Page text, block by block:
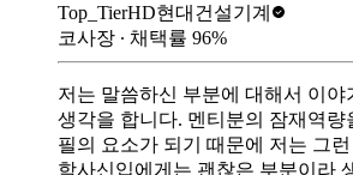
Top_TierHD현대건설기계
코사장 ∙ 채택률 96%
저는 말씀하신 부분에 대해서 이야
생각을 합니다. 멘티분의 잠재역량
필의 요소가 되기 때문에 저는 그
학사신입에게는 괜찮은 부분이라